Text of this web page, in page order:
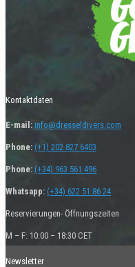
Kontaktdaten
E-mail: info@dresseldivers.com
Phone: (+1) 202 827 6403
Phone: (+34) 963 561 496
Whatsapp: (+34) 622 51 86 24
Reservierungen- Öffnungszeiten
M – F: 10:00 – 18:30 CET
Newsletter